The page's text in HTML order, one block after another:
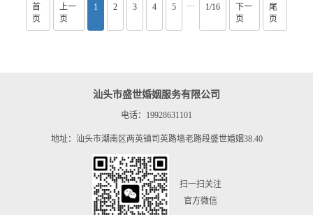
首
页
上一
页
1 2 3 4 5 ··· 1/16
下一
页
尾
页
汕头市盛世婚姻服务有限公司
电话：19928631101
地址：汕头市潮南区两英镇司英路墙老路段盛世婚姻38.40
扫一扫关注
官方微信